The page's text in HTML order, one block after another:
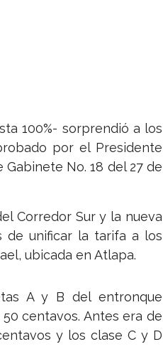
100%- sorprendió a los
por el Presidente
No. 18 del 27 de
Corredor Sur y la nueva
de unificar la tarifa a los
ubicada en Atlapa.
A y B del entronque
centavos. Antes era de
y los clase C y D